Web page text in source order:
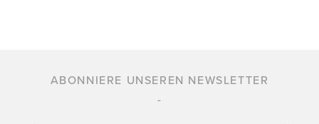
ABONNIERE UNSEREN NEWSLETTER